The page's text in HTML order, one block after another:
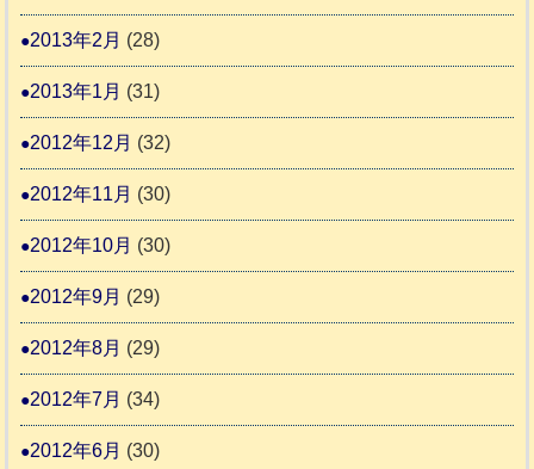
2013年2月 (28)
2013年1月 (31)
2012年12月 (32)
2012年11月 (30)
2012年10月 (30)
2012年9月 (29)
2012年8月 (29)
2012年7月 (34)
2012年6月 (30)